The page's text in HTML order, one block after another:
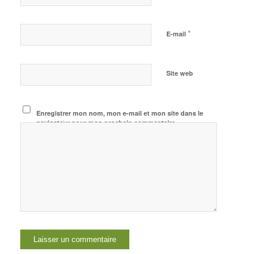
E-mail *
Site web
Enregistrer mon nom, mon e-mail et mon site dans le
navigateur pour mon prochain commentaire.